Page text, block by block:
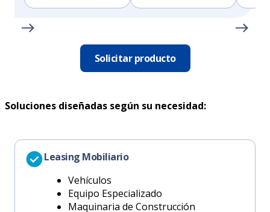
Solicitar producto
Soluciones diseñadas según su necesidad:
Leasing Mobiliario
Vehículos
Equipo Especializado
Maquinaria de Construcción